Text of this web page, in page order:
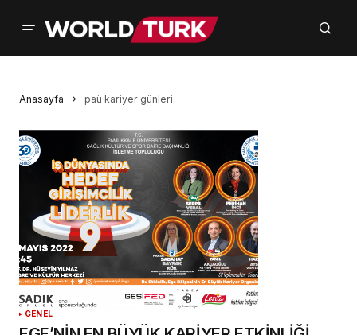
Anasayfa paü kariyer günleri
GENEL